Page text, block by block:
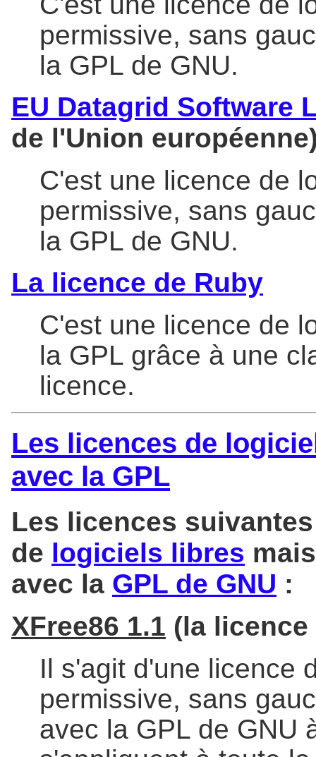
permissive, sans
la GPL de GNU.
EU Datagrid Software
de l'Union
C'est une licence de
permissive, sans
la GPL de GNU.
La licence de Ruby
C'est une licence de
la GPL grâce à une
licence.
Les licences de
avec la GPL
Les licences
de logiciels libres
avec la GPL de GNU :
XFree86 1.1 (la licence
Il s'agit d'une licence
permissive, sans
avec la GPL de GNU